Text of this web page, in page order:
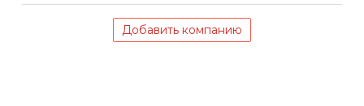
Добавить компанию